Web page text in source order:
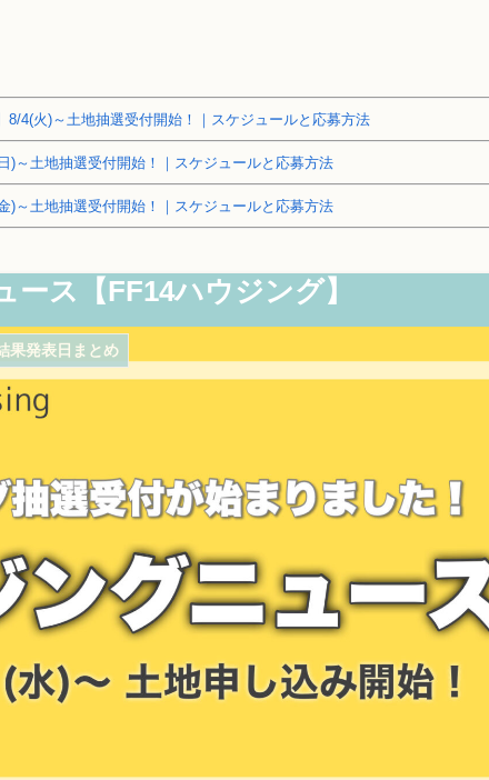
8/4(火)～土地抽選受付開始！｜スケジュールと応募方法
)～土地抽選受付開始！｜スケジュールと応募方法
)～土地抽選受付開始！｜スケジュールと応募方法
ス【FF14ハウジング】
果発表日まとめ